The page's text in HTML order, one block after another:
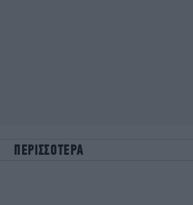
ΠΕΡΙΣΣΟΤΕΡΑ